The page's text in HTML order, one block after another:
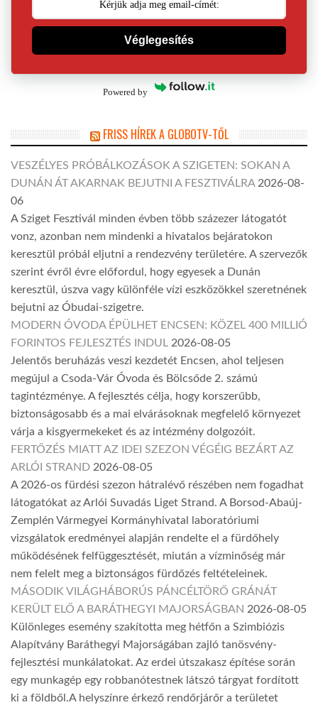
Véglegesítés
Powered by
FRISS HÍREK A GLOBOTV-TŐL
VESZÉLYES PRÓBÁLKOZÁSOK A SZIGETEN: SOKAN A
DUNÁN ÁT AKARNAK BEJUTNI A FESZTIVÁLRA 2026-08-
06
A Sziget Fesztivál minden évben több százezer látogatót
vonz, azonban nem mindenki a hivatalos bejáratokon
keresztül próbál eljutni a rendezvény területére. A szervezők
szerint évről évre előfordul, hogy egyesek a Dunán
keresztül, úszva vagy különféle vízi eszközökkel szeretnének
bejutni az Óbudai-szigetre.
MODERN ÓVODA ÉPÜLHET ENCSEN: KÖZEL 400 MILLIÓ
FORINTOS FEJLESZTÉS INDUL 2026-08-05
Jelentős beruházás veszi kezdetét Encsen, ahol teljesen
megújul a Csoda-Vár Óvoda és Bölcsőde 2. számú
tagintézménye. A fejlesztés célja, hogy korszerűbb,
biztonságosabb és a mai elvárásoknak megfelelő környezet
várja a kisgyermekeket és az intézmény dolgozóit.
FERTŐZÉS MIATT AZ IDEI SZEZON VÉGÉIG BEZÁRT AZ
ARLÓI STRAND 2026-08-05
A 2026-os fürdési szezon hátralévő részében nem fogadhat
látogatókat az Arlói Suvadás Liget Strand. A Borsod-Abaúj-
Zemplén Vármegyei Kormányhivatal laboratóriumi
vizsgálatok eredményei alapján rendelte el a fürdőhely
működésének felfüggesztését, miután a vízminőség már
nem felelt meg a biztonságos fürdőzés feltételeinek.
MÁSODIK VILÁGHÁBORÚS PÁNCÉLTÖRŐ GRÁNÁT
KERÜLT ELŐ A BARÁTHEGYI MAJORSÁGBAN 2026-08-05
Különleges esemény szakította meg hétfőn a Szimbiózis
Alapítvány Baráthegyi Majorságában zajló tanösvény-
fejlesztési munkálatokat. Az erdei útszakasz építése során
egy munkagép egy robbanótestnek látszó tárgyat fordított
ki a földből.A helyszínre érkező rendőrjárőr a területet